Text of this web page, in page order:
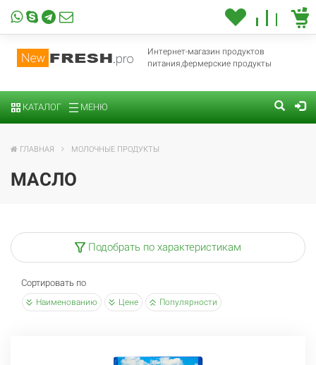
Интернет-магазин продуктов
питания,фермерские продукты
КАТАЛОГ МЕНЮ
ГЛАВНАЯ МОЛОЧНЫЕ ПРОДУКТЫ
МАСЛО
Подобрать по характеристикам
Сортировать по
Наименованию Цене Популярности